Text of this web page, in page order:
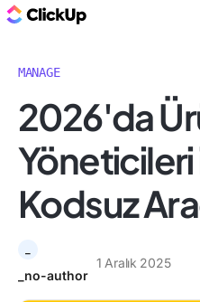
MANAGE
2026'da
Yöneticileri
Kodsuz
_no-author
1 Aralık 2025